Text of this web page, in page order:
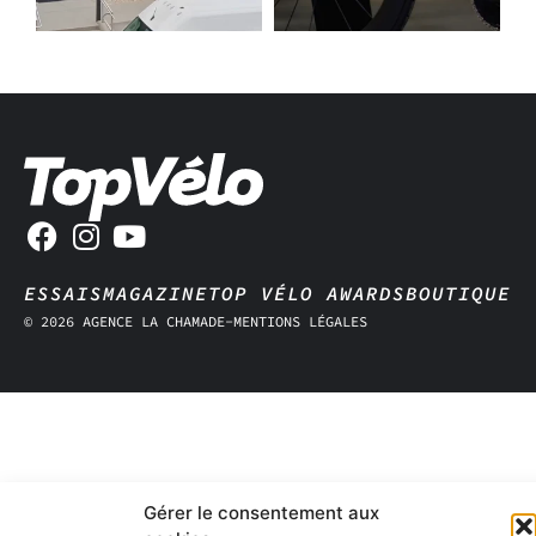
Gérer le consentement aux
ESSAISMAGAZINETOP VÉLO AWARDSBOUTIQUE
© 2026 AGENCE LA CHAMADE-MENTIONS LÉGALES